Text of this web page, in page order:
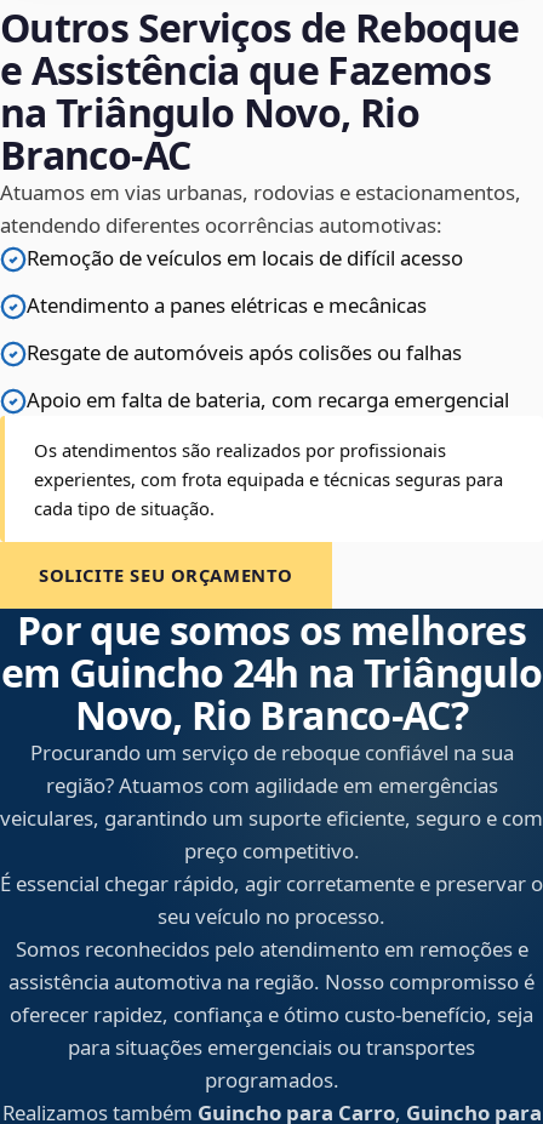
Outros Serviços de Reboque
e Assistência que Fazemos
na Triângulo Novo, Rio
Branco‑AC
Atuamos em vias urbanas, rodovias e estacionamentos,
atendendo diferentes ocorrências automotivas:
Remoção de veículos em locais de difícil acesso
Atendimento a panes elétricas e mecânicas
Resgate de automóveis após colisões ou falhas
Apoio em falta de bateria, com recarga emergencial
Os atendimentos são realizados por profissionais
experientes, com frota equipada e técnicas seguras para
cada tipo de situação.
SOLICITE SEU ORÇAMENTO
Por que somos os melhores
em Guincho 24h na Triângulo
Novo, Rio Branco‑AC?
Procurando um serviço de reboque confiável na sua
região? Atuamos com agilidade em emergências
veiculares, garantindo um suporte eficiente, seguro e com
preço competitivo.
É essencial chegar rápido, agir corretamente e preservar o
seu veículo no processo.
Somos reconhecidos pelo atendimento em remoções e
assistência automotiva na região. Nosso compromisso é
oferecer rapidez, confiança e ótimo custo-benefício, seja
para situações emergenciais ou transportes
programados.
Realizamos também Guincho para Carro, Guincho para